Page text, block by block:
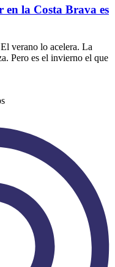
la Costa Brava es
verano lo acelera. La
Pero es el invierno el que